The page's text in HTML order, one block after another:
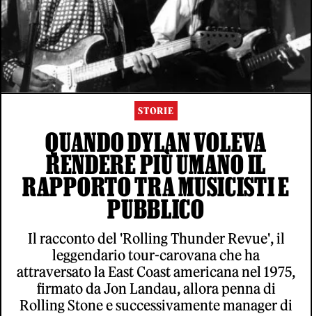
STORIE
QUANDO DYLAN VOLEVA
RENDERE PIÙ UMANO IL
RAPPORTO TRA MUSICISTI E
PUBBLICO
Il racconto del 'Rolling Thunder Revue', il
leggendario tour-carovana che ha
attraversato la East Coast americana nel 1975,
firmato da Jon Landau, allora penna di
Rolling Stone e successivamente manager di